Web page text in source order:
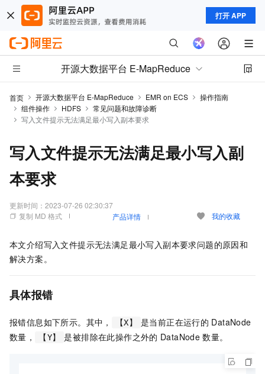
打开 APP
开源大数据平台 E-MapReduce
首页 开源大数据平台 E-MapReduce EMR on ECS
操作指南
组件操作
HDFS
常见问题和故障诊断
写入文件提示无法满足最小写入副本要求
写入文件提示无法满足最小写入副
本要求
更新时间： 2023-07-26 02:30:37
复制 MD 格式
产品详情 我的收藏
本文介绍写入文件提示无法满足最小写入副本要求问题的原因和
解决方案。
具体报错
报错信息如下所示。其中， 【X】 是当前正在运行的 DataNode
数量，
【Y】 是被排除在此操作之外的 DataNode 数量。